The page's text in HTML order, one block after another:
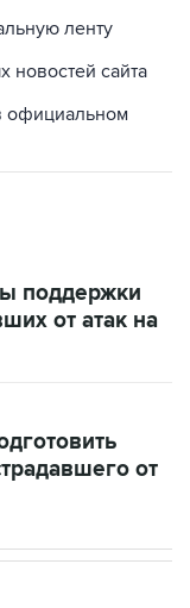
ленту
новостей сайта
официальном
поддержки
от атак на
от